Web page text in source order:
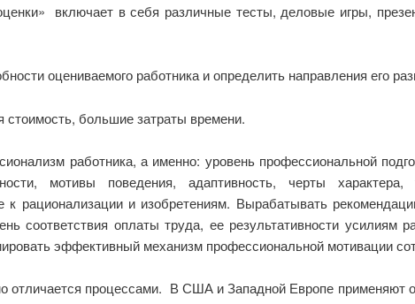
включает в себя различные тесты, деловые игры,
оцениваемого работника и определить направления его
большие затраты времени.
работника, а именно: уровень профессиональной
мотивы поведения, адаптивность, черты характера,
рационализации и изобретениям. Вырабатывать
соответствия оплаты труда, ее результативности усилиям
эффективный механизм профессиональной мотивации
отличается процессами. В США и Западной Европе применяют